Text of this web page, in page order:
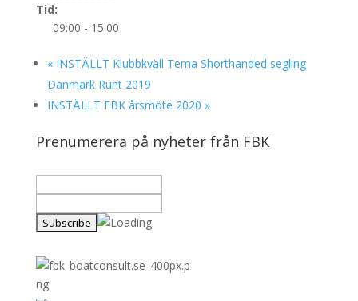
Tid:
09:00 - 15:00
«INSTÄLLT Klubbkväll Tema Shorthanded segling
Danmark Runt 2019
INSTÄLLT FBK årsmöte 2020 »
Prenumerera på nyheter från FBK